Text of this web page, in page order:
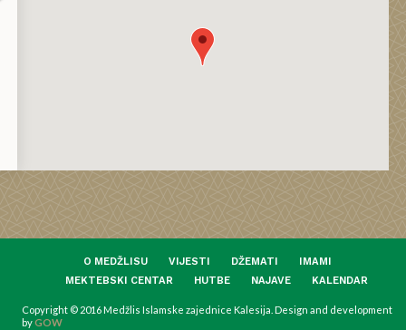
O MEDŽLISU VIJESTI DŽEMATI
IMAMI
MEKTEBSKI CENTAR
HUTBE NAJAVE KALENDAR
Copyright © 2016 Medžlis Islamske zajednice Kalesija. Design and development
byGOW